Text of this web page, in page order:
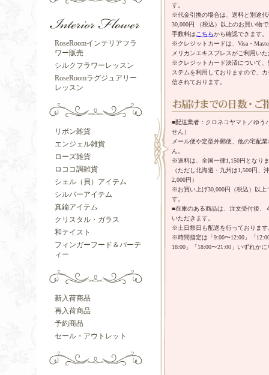
RoseRoomインテリアフラ
ワー販売
シルクフラワーレッスン
RoseRoomラグジュアリー
レッスン
リボン雑貨
エンジェル雑貨
ローズ雑貨
ロココ調雑貨
シェル（貝）アイテム
シルバーアイテム
真鍮アイテム
クリスタル・ガラス
和テイスト
フィンガーフード＆パーテ
ィー
新入荷商品
再入荷商品
予約商品
セール・アウトレット
す。
※代金引換の場合は、送料と別途
30,000円 （税込）以上のお買い物
手数料はこちらから確認できます。
※クレジットカードは、Visa・
メリカンエキスプレスがご利用い
※クレジットカード決済について
ステムを利用しておりますので、
信されております。
■配送業者：クロネコヤマト／ゆう
せん）
メール便や定型外郵便、他の宅配
ん。
※送料は、全国一律1,150円となり
（ただし北海道・九州は1,500円、
2,000円）
※お買い上げ30,000円（税込）以上
す。
■在庫のある商品は、注文受付後、
いただきます。
※土日祭日も配送を行っております
※時間指定は「9:00〜12:00」「
18:00」「18:00〜21:00」いずれか